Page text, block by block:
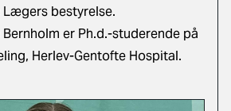
Lægers bestyrelse.
er Ph.d.-studerende på
Herlev-Gentofte Hospital.